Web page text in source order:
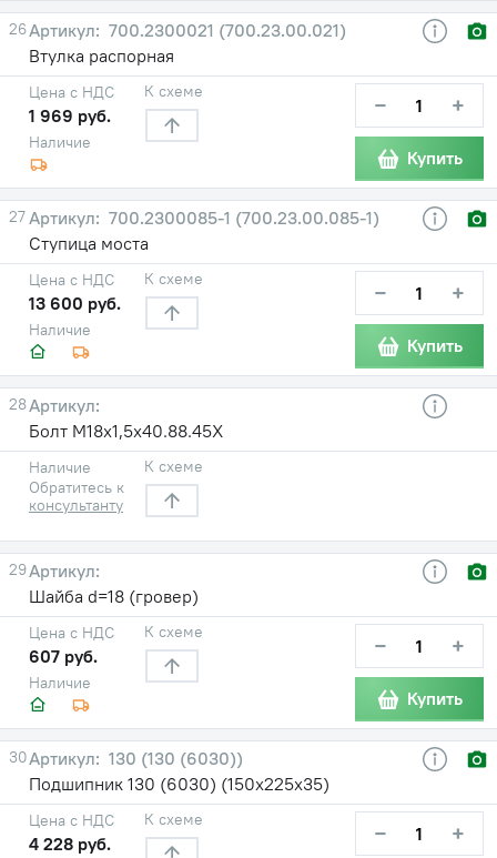
26
700.2300021 (700.23.00.021)
Втулка распорная
Наличие
Цена с НДС
1 969 руб.
К схеме − +
Купить
27
700.2300085-1 (700.23.00.085-1)
Ступица моста
Наличие
Цена с НДС
13 600 руб.
К схеме − +
Купить
28
Болт М18х1,5х40.88.45Х
Наличие
Обратитесь к
консультанту
К схеме
29
Шайба d=18 (гровер)
Наличие
Цена с НДС
607 руб.
К схеме − +
Купить
30
130 (130 (6030))
Подшипник 130 (6030) (150х225х35)
Цена с НДС
4 228 руб.
К схеме − +